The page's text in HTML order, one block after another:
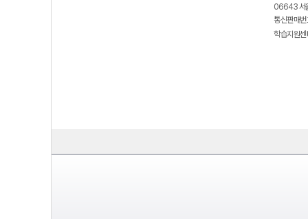
06643 서
통신판매
학습지원